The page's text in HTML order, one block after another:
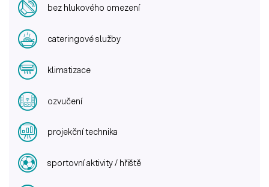
bez hlukového omezení
cateringové služby
klimatizace
ozvučení
projekční technika
sportovní aktivity / hřiště